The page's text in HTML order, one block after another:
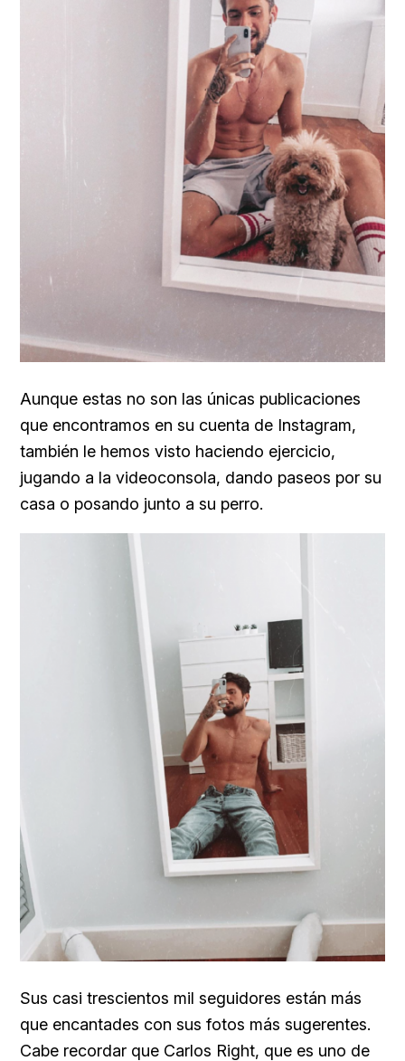
Aunque estas no son las únicas publicaciones
que encontramos en su cuenta de Instagram,
también le hemos visto haciendo ejercicio,
jugando a la videoconsola, dando paseos por su
casa o posando junto a su perro.
Sus casi trescientos mil seguidores están más
que encantades con sus fotos más sugerentes.
Cabe recordar que Carlos Right, que es uno de